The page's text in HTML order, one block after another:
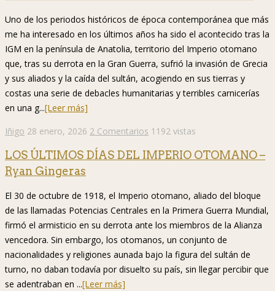
Uno de los periodos históricos de época contemporánea que más
me ha interesado en los últimos años ha sido el acontecido tras la
IGM en la península de Anatolia, territorio del Imperio otomano
que, tras su derrota en la Gran Guerra, sufrió la invasión de Grecia
y sus aliados y la caída del sultán, acogiendo en sus tierras y
costas una serie de debacles humanitarias y terribles carnicerías
en una g...[Leer más]
Iñigo 28 enero, 2026 2 Comentarios 1192 vistas
LOS ÚLTIMOS DÍAS DEL IMPERIO OTOMANO –
Ryan Gingeras
El 30 de octubre de 1918, el Imperio otomano, aliado del bloque
de las llamadas Potencias Centrales en la Primera Guerra Mundial,
firmó el armisticio en su derrota ante los miembros de la Alianza
vencedora. Sin embargo, los otomanos, un conjunto de
nacionalidades y religiones aunada bajo la figura del sultán de
turno, no daban todavía por disuelto su país, sin llegar percibir que
se adentraban en ...[Leer más]